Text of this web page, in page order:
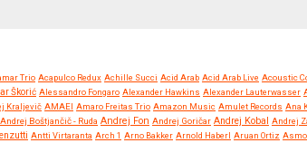
Trio Acapulco Redux Achille Succi Acid Arab Acid Arab Live Acoustic
Škorić Alessandro Fongaro Alexander Hawkins Alexander Lauterwasser
Kraljevič AMAEI Amaro Freitas Trio Amazon Music Amulet Records Ana
Andrej Boštjančič - Ruda Andrej Fon Andrej Goričar Andrej Kobal Andrej
Antti Virtaranta Arch 1 Arno Bakker Arnold Haberl Aruan Ortiz